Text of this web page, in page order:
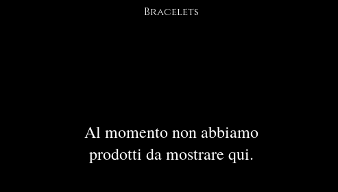
Bracelets
Al momento non abbiamo
prodotti da mostrare qui.